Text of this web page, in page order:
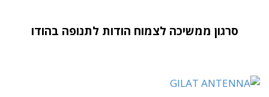
סרגון ממשיכה לצמוח הודות לתנופה בהודו